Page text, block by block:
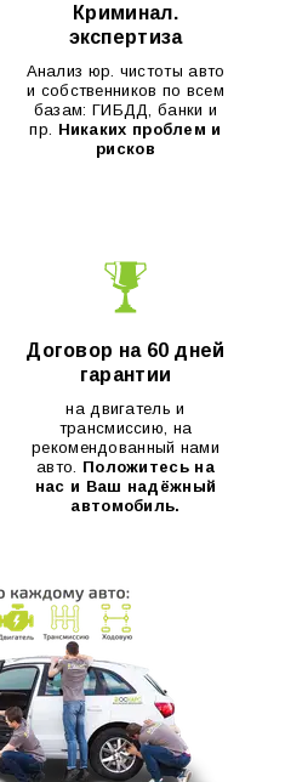
Криминал.
экспертиза
Анализ юр. чистоты авто
и собственников по всем
базам: ГИБДД, банки и
пр. Никаких проблем и
рисков
Договор на 60 дней
гарантии
на двигатель и
трансмиссию, на
рекомендованный нами
авто. Положитесь на
нас и Ваш надёжный
автомобиль.